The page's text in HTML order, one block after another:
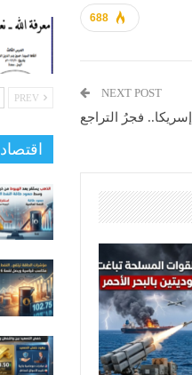
688
NEXT POST
إسريكا.. فجرُ التراجع
اقتصاد